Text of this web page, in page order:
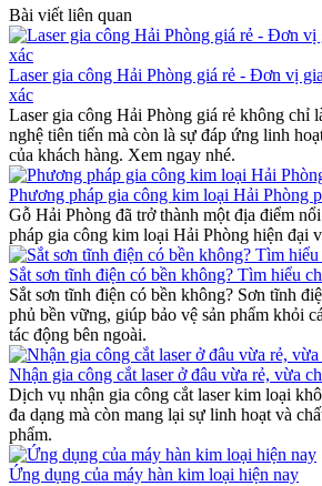
Bài viết liên quan
Laser gia công Hải Phòng giá rẻ - Đơn vị
xác
Laser gia công Hải Phòng giá rẻ không chỉ
nghệ tiên tiến mà còn là sự đáp ứng linh
của khách hàng. Xem ngay nhé.
Phương pháp gia công kim loại Hải Phòng
Gỗ Hải Phòng đã trở thành một địa điểm
pháp gia công kim loại Hải Phòng hiện đại
Sắt sơn tĩnh điện có bền không? Tìm hiểu
Sắt sơn tĩnh điện có bền không? Sơn tĩnh
phủ bền vững, giúp bảo vệ sản phẩm khỏi
tác động bên ngoài.
Nhận gia công cắt laser ở đâu vừa rẻ, vừa
Dịch vụ nhận gia công cắt laser kim loại
đa dạng mà còn mang lại sự linh hoạt và
phẩm.
Ứng dụng của máy hàn kim loại hiện nay